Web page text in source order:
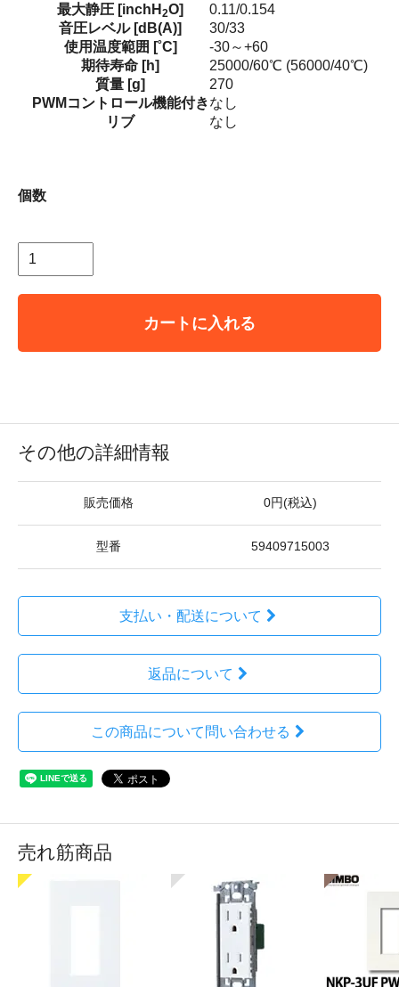
最大静圧 [inchH 2O]
0.11/0.154
音圧レベル [dB(A)]
30/33
使用温度範囲 [˚C]
-30～+60
期待寿命 [h]
25000/60℃ (56000/40℃)
質量 [g]
270
PWMコントロール機能付きなし
リブ
なし
個数
カートに入れる
その他の詳細情報
販売価格 0円(税込)
型番 59409715003
支払い・配送について
返品について
この商品について問い合わせる
売れ筋商品